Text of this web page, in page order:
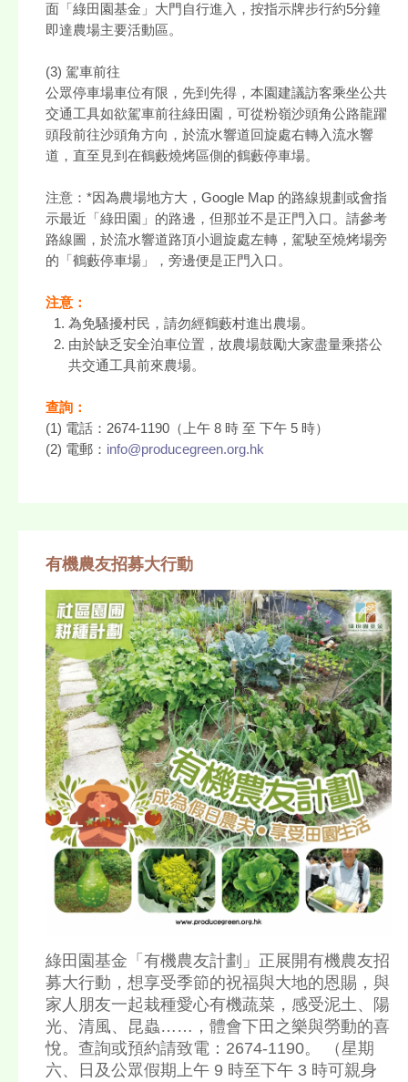
面「綠田園基金」大門自行進入，按指示牌步行約5分鐘
即達農場主要活動區。
(3) 駕車前往
公眾停車場車位有限，先到先得，本園建議訪客乘坐公共
交通工具如欲駕車前往綠田園，可從粉嶺沙頭角公路龍躍
頭段前往沙頭角方向，於流水響道回旋處右轉入流水響
道，直至見到在鶴藪燒烤區側的鶴藪停車場。
注意：*因為農場地方大，Google Map 的路線規劃或會指
示最近「綠田園」的路邊，但那並不是正門入口。請參考
路線圖，於流水響道路頂小迴旋處左轉，駕駛至燒烤場旁
的「鶴藪停車場」，旁邊便是正門入口。
注意：
為免騷擾村民，請勿經鶴藪村進出農場。
由於缺乏安全泊車位置，故農場鼓勵大家盡量乘搭公
共交通工具前來農場。
查詢：
(1) 電話：2674-1190（上午 8 時 至 下午 5 時）
(2) 電郵： info@producegreen.org.hk
有機農友招募大行動
綠田園基金「有機農友計劃」正展開有機農友招
募大行動，想享受季節的祝福與大地的恩賜，與
家人朋友一起栽種愛心有機蔬菜，感受泥土、陽
光、清風、昆蟲……，體會下田之樂與勞動的喜
悅。查詢或預約請致電：2674-1190。 （星期
六、日及公眾假期上午 9 時至下午 3 時可親身